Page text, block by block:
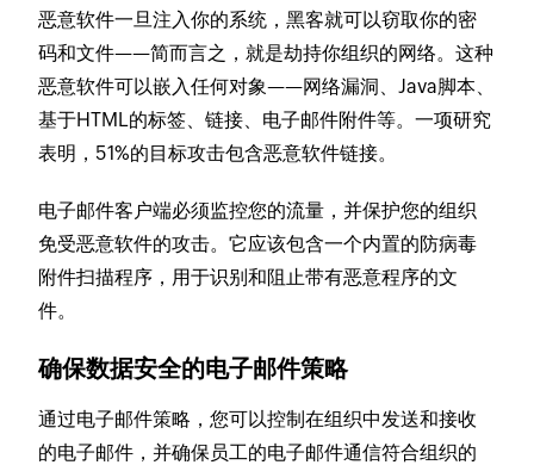
恶意软件一旦注入你的系统，黑客就可以窃取你的密
码和文件——简而言之，就是劫持你组织的网络。这种
恶意软件可以嵌入任何对象——网络漏洞、Java脚本、
基于HTML的标签、链接、电子邮件附件等。一项研究
表明，51%的目标攻击包含恶意软件链接。
电子邮件客户端必须监控您的流量，并保护您的组织
免受恶意软件的攻击。它应该包含一个内置的防病毒
附件扫描程序，用于识别和阻止带有恶意程序的文
件。
确保数据安全的电子邮件策略
通过电子邮件策略，您可以控制在组织中发送和接收
的电子邮件，并确保员工的电子邮件通信符合组织的